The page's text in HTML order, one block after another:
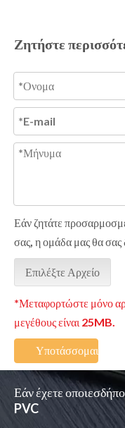
Ζητήστε
Εάν ζητάτε
σας, η ομάδα μας θα σας
Επιλέξτε Αρχείο
*Μεταφορτώστε μόνο
μεγέθους είναι 25MB.
Υποτάσσομαι
Εάν έχετε
PVC